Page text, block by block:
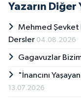
Yazarın Diğer
Mehmed Şevket
Dersler 04.08.2026
Gagavuzlar
"İnancını
13.07.2026